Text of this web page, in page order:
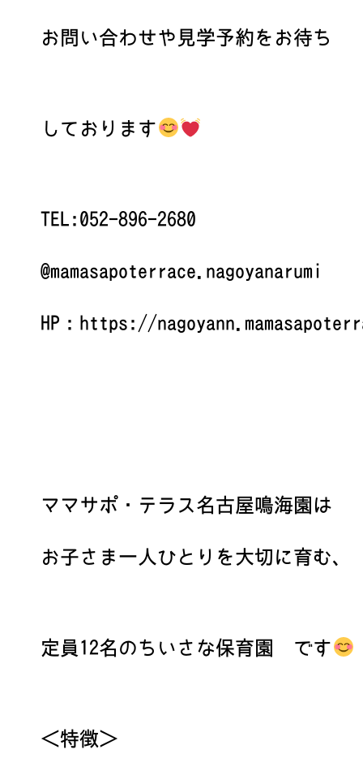
お問い合わせや見学予約をお待ち
しております
TEL:052-896-2680
@mamasapoterrace.nagoyanarumi
HP：https://
ママサポ・テラス名古屋鳴海園は
お子さま一人ひとりを大切に育む、
定員12名のちいさな保育園 です
＜特徴＞